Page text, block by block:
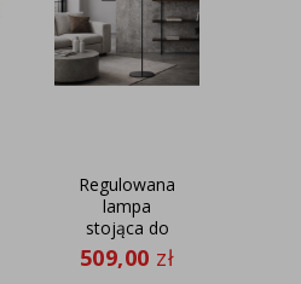
Regulowana
lampa
stojąca do
czytania w
salonie
509,00 zł